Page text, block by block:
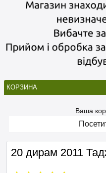
КОРЗИНА
Ваша
20 дирам 2011